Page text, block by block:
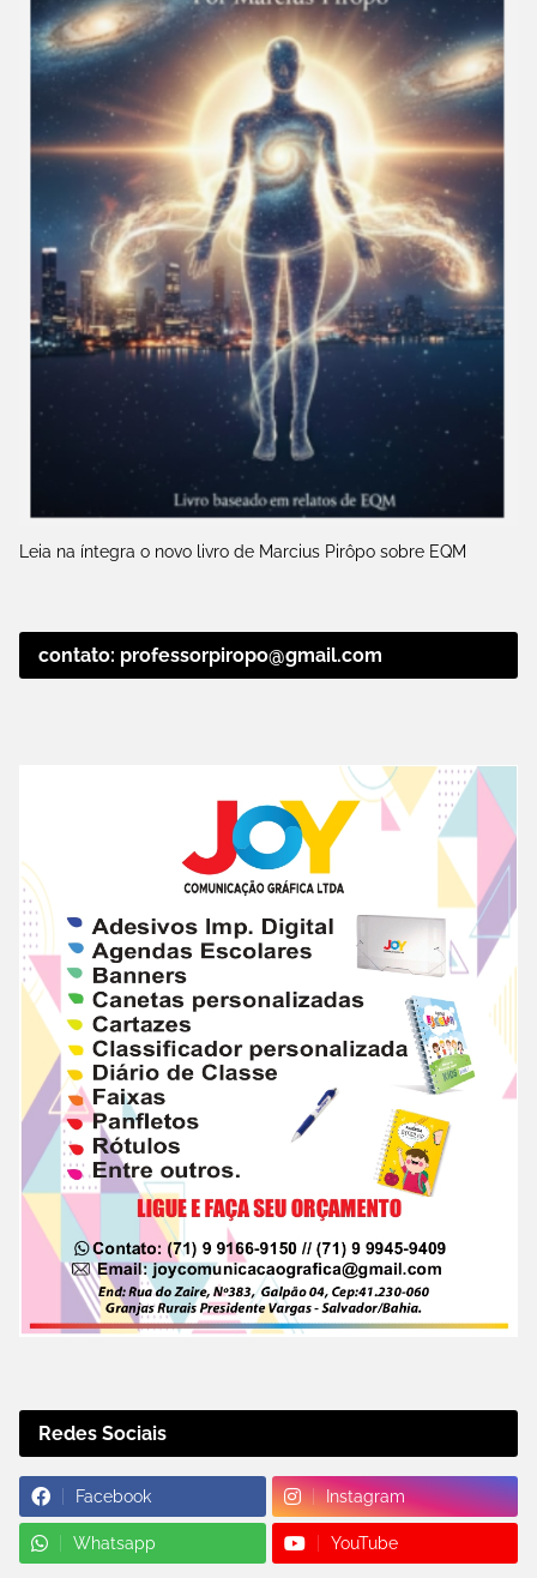
Leia na íntegra o novo livro de Marcius Pirôpo sobre EQM
contato: professorpiropo@gmail.com
Redes Sociais
Facebook Instagram
Whatsapp YouTube